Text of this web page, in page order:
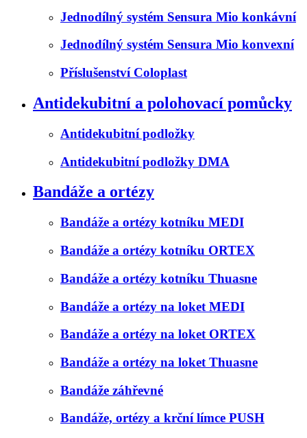
Jednodílný systém Sensura Mio konkávní
Jednodílný systém Sensura Mio konvexní
Příslušenství Coloplast
Antidekubitní a polohovací pomůcky
Antidekubitní podložky
Antidekubitní podložky DMA
Bandáže a ortézy
Bandáže a ortézy kotníku MEDI
Bandáže a ortézy kotníku ORTEX
Bandáže a ortézy kotníku Thuasne
Bandáže a ortézy na loket MEDI
Bandáže a ortézy na loket ORTEX
Bandáže a ortézy na loket Thuasne
Bandáže záhřevné
Bandáže, ortézy a krční límce PUSH